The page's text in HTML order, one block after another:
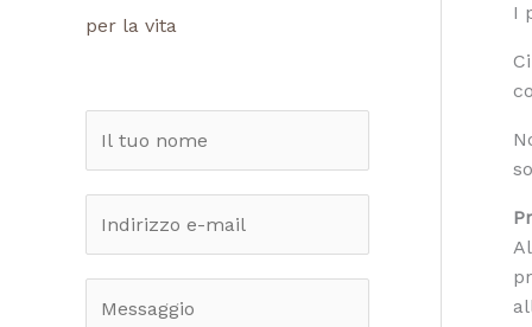
per la vita
o
m
*
m
a
I